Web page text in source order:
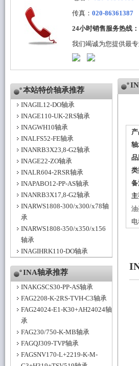
传真： 020-86361387
24小时销售服务热线：
我们竭诚为您提供最
本站特价轴承推荐
INAGIL12-DO轴承
INAGE110-UK-2RS轴承
INAGWH10轴承
INALFS52-FE轴承
INANRB3X23,8-G2轴承
INAGE22-ZO轴承
INALR604-2RSR轴承
INAPABO12-PP-AS轴承
INANRB3X17,8-G2轴承
INARWS1808-300/x300/x78轴
承
INARWS1808-350/x350/x156
轴承
INAGIHRK110-DO轴承
INA轴承推荐
INAKGSCS30-PP-AS轴承
FAG2208-K-2RS-TVH-C3轴承
FAG24024-E1-K30+AH24024轴
承
FAG230/750-K-MB轴承
FAGQJ309-TVP轴承
FAGSNV170-L+2219-K-M-
类